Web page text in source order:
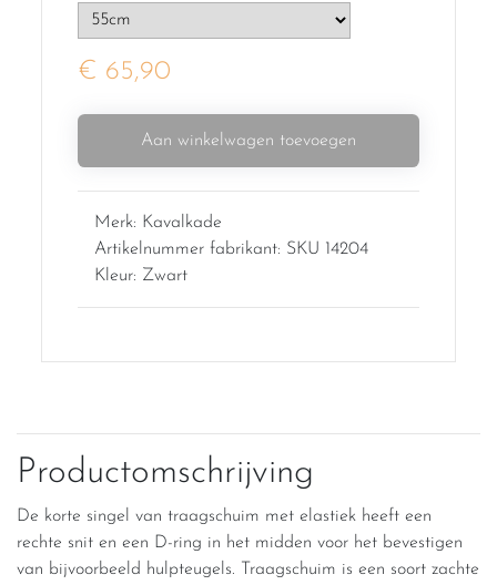
€ 65,90
Aan winkelwagen toevoegen
Merk: Kavalkade
Artikelnummer fabrikant: SKU 14204
Kleur: Zwart
Productomschrijving
De korte singel van traagschuim met elastiek heeft een
rechte snit en een D-ring in het midden voor het bevestigen
van bijvoorbeeld hulpteugels. Traagschuim is een soort zachte